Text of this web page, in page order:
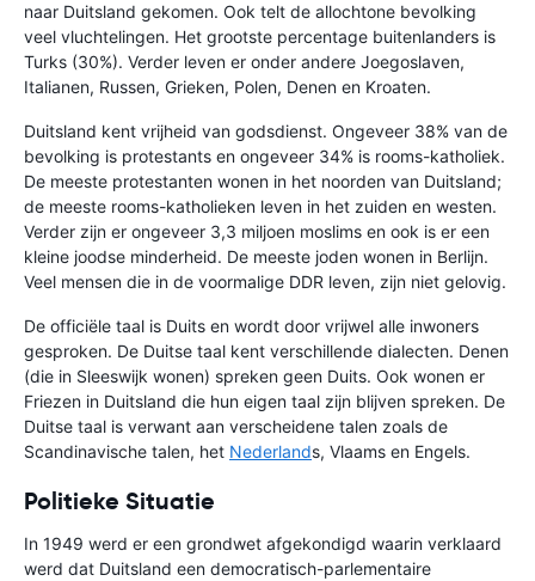
naar Duitsland gekomen. Ook telt de allochtone bevolking
veel vluchtelingen. Het grootste percentage buitenlanders is
Turks (30%). Verder leven er onder andere Joegoslaven,
Italianen, Russen, Grieken, Polen, Denen en Kroaten.
Duitsland kent vrijheid van godsdienst. Ongeveer 38% van de
bevolking is protestants en ongeveer 34% is rooms-katholiek.
De meeste protestanten wonen in het noorden van Duitsland;
de meeste rooms-katholieken leven in het zuiden en westen.
Verder zijn er ongeveer 3,3 miljoen moslims en ook is er een
kleine joodse minderheid. De meeste joden wonen in Berlijn.
Veel mensen die in de voormalige DDR leven, zijn niet gelovig.
De officiële taal is Duits en wordt door vrijwel alle inwoners
gesproken. De Duitse taal kent verschillende dialecten. Denen
(die in Sleeswijk wonen) spreken geen Duits. Ook wonen er
Friezen in Duitsland die hun eigen taal zijn blijven spreken. De
Duitse taal is verwant aan verscheidene talen zoals de
Scandinavische talen, het Nederlands, Vlaams en Engels.
Politieke Situatie
In 1949 werd er een grondwet afgekondigd waarin verklaard
werd dat Duitsland een democratisch-parlementaire